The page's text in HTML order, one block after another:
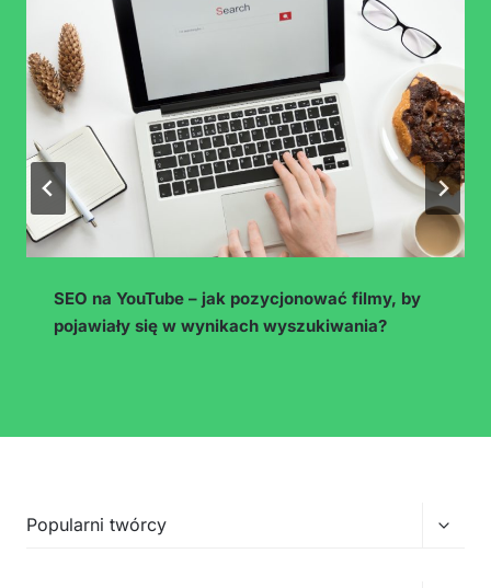
Hashtagi w 2026 – czy jeszcze działają i jak
używać ich mądrze (zamiast tracić godziny na
Popularni twórcy